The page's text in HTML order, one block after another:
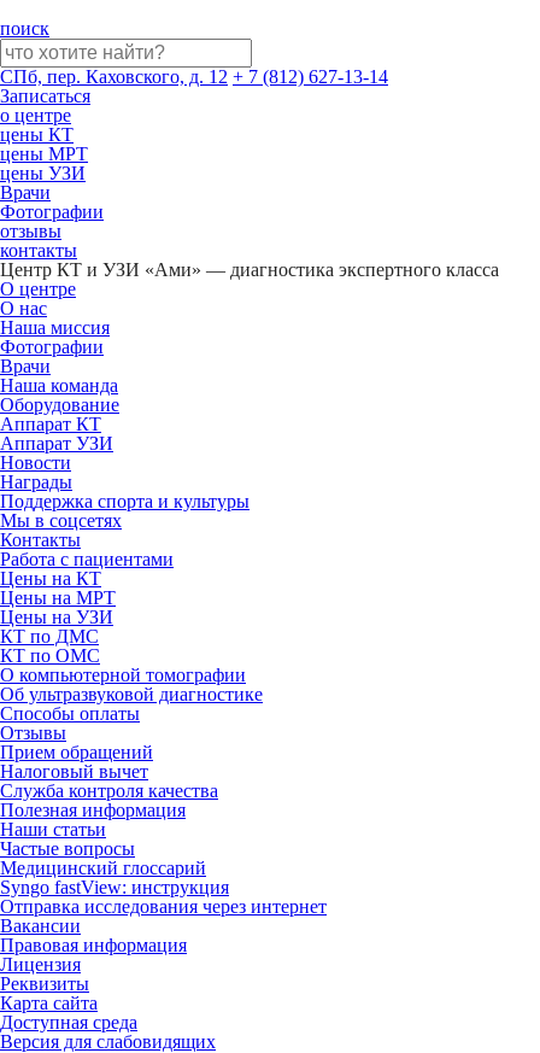
поиск
СПб, пер. Каховского, д. 12 + 7 (812) 627-13-14
Записаться
о центре
цены КТ
цены МРТ
цены УЗИ
Врачи
Фотографии
отзывы
контакты
Центр КТ и УЗИ «Ами» — диагностика экспертного класса
О центре
О нас
Наша миссия
Фотографии
Врачи
Наша команда
Оборудование
Аппарат КТ
Аппарат УЗИ
Новости
Награды
Поддержка спорта и культуры
Мы в соцсетях
Контакты
Работа с пациентами
Цены на КТ
Цены на МРТ
Цены на УЗИ
КТ по ДМС
КТ по ОМС
О компьютерной томографии
Об ультразвуковой диагностике
Способы оплаты
Отзывы
Прием обращений
Налоговый вычет
Служба контроля качества
Полезная информация
Наши статьи
Частые вопросы
Медицинский глоссарий
Syngo fastView: инструкция
Отправка исследования через интернет
Вакансии
Правовая информация
Лицензия
Реквизиты
Карта сайта
Доступная среда
Версия для слабовидящих